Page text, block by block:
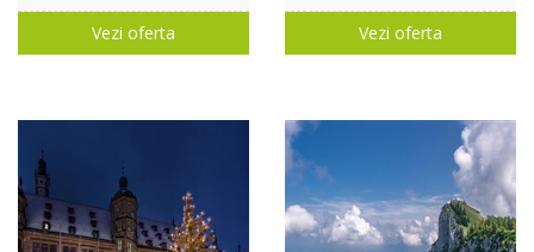
Vezi oferta Vezi oferta